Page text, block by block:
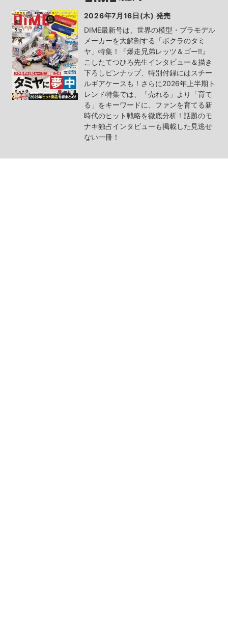
2026年7月16日(木) 発売
DIME最新号は、世界の模型・プラモデル
メーカーを大解剖する「ボクラのタミ
ヤ」特集！『爆走兄弟レッツ＆ゴー!!』
こしたてつひろ先生インタビュー＆描き
下ろしピンナップ、特別付録にはスチー
ルギアケースも！さらに2026年上半期ト
レンド特集では、「売れる」より「育て
る」をキーワードに、ファンを育てる新
時代のヒット戦略を徹底分析！話題のモ
ナキ独占インタビューも掲載した見逃せ
ない一冊！